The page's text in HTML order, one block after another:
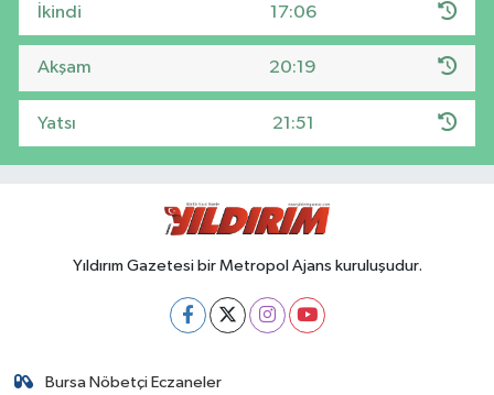
İkindi 17:06
Akşam 20:19
Yatsı 21:51
Yıldırım Gazetesi bir Metropol Ajans kuruluşudur.
Bursa Nöbetçi Eczaneler